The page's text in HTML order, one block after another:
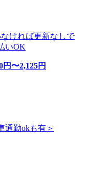
ければ更新なしで
いOK
円〜2,125円
通勤okも有＞